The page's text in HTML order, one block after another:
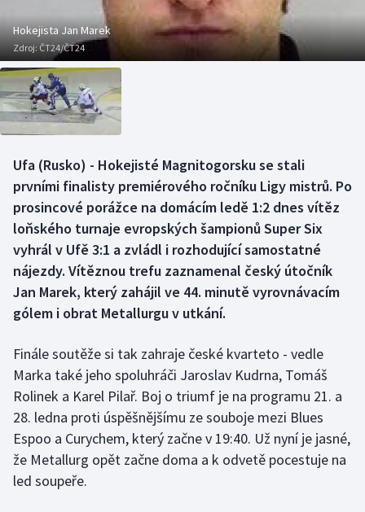
Basketbal
Biatlon
Boby a skeleton
Curling
Dostihy
Florbal
Futsal
Gymnastika
Házená
Jezdectví
Historické návraty
Aplikace ČT sport
AZ kvíz
Hokejista Jan Marek
Zdroj:ČT24/ČT24
Ufa (Rusko) - Hokejisté Magnitogorsku se stali
prvními finalisty premiérového ročníku Ligy mistrů. Po
prosincové porážce na domácím ledě 1:2 dnes vítěz
loňského turnaje evropských šampionů Super Six
vyhrál v Ufě 3:1 a zvládl i rozhodující samostatné
nájezdy. Vítěznou trefu zaznamenal český útočník
Jan Marek, který zahájil ve 44. minutě vyrovnávacím
gólem i obrat Metallurgu v utkání.
Finále soutěže si tak zahraje české kvarteto - vedle
Marka také jeho spoluhráči Jaroslav Kudrna, Tomáš
Rolinek a Karel Pilař. Boj o triumf je na programu 21. a
28. ledna proti úspěšnějšímu ze souboje mezi Blues
Espoo a Curychem, který začne v 19:40. Už nyní je jasné,
že Metallurg opět začne doma a k odvetě pocestuje na
led soupeře.